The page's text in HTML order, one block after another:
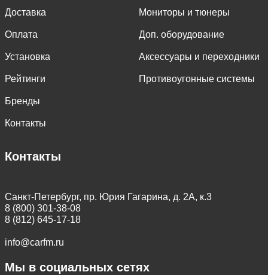
Доставка
Оплата
Установка
Рейтинги
Бренды
Контакты
Мониторы и тюнеры
Доп. оборудование
Аксессуары и переходники
Противоугонные системы
Контакты
Санкт-Петербург, пр. Юрия Гагарина, д. 2А, к.3
8 (800) 301-38-08
8 (812) 645-17-18
info@carfm.ru
Мы в социальных сетях